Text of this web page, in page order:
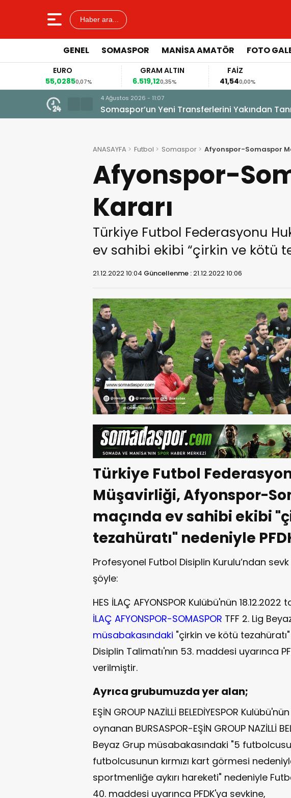
Haber ara...
GENEL SOMASPOR MANISA AMATÖR FOTO
EURO
55,02850,07%
GRAM ALTIN
6.519,120,35%
FAİZ
41,540,00%
4 Ağustos 2026 - 11:07
Somaspor’un Yeni Transferlerini Yakından
ANASAYFA Futbol Somaspor Afyonspor-Somaspor
Afyonspor-
Kararı
Türkiye Futbol Federasyonu
ev sahibi ekibi “çirkin ve kötü
21.12.2022 10:04 Güncellenme :21.12.2022 10:06
Türkiye Futbol
Müşavirliği, Afyonspor-
maçında ev sahibi ekibi
tezahüratı" nedeniyle
Profesyonel Futbol Disiplin Kurulu’ndan sevk
şöyle:
HES İLAÇ AFYONSPOR Kulübü'nün
İLAÇ AFYONSPOR-SOMASPOR TFF 2. Lig
müsabakasındaki "çirkin ve kötü
Disiplin Talimatı'nın 53. maddesi uyarınca
verilmiştir.
Ayrıca grubumuzda yer alan;
EŞİN GROUP NAZİLLİ BELEDİYESPOR
oynanan BURSASPOR-EŞİN GROUP NAZİLLİ
Beyaz Grup müsabakasındaki "5
futbolcusunun kırmızı kart görmesi
sportmenliğe aykırı hareketi" nedeniyle
40. maddesi uyarınca PFDK'ya sevkine,